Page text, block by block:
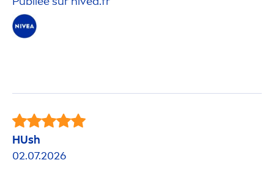
HUsh
02.07.2026